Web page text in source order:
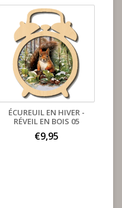
ÉCUREUIL EN HIVER -
RÉVEIL EN BOIS 05
€9,95